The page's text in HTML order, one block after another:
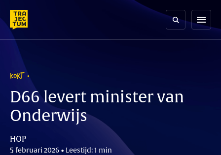
to
content
menu
KORT
D66 levert minister van
Onderwijs
HOP
5 februari 2026 • Leestijd: 1 min